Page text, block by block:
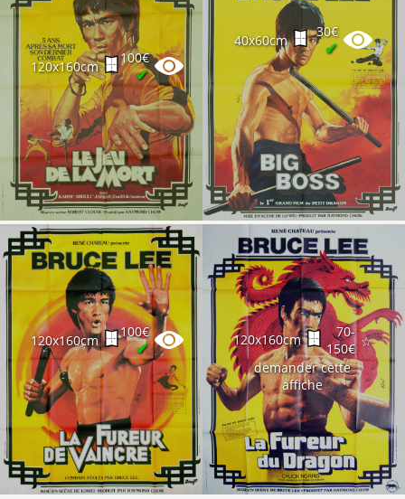
120x160cm
100€
✔
40x60cm
30€
✔
120x160cm
100€
✔ 120x160cm
70-
150€ ☆
demander cette
affiche